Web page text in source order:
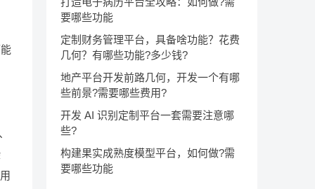
要哪些功能
定制财务管理平台，具备啥功能？花费
几何？有哪些功能?多少钱?
地产平台开发前路几何，开发一个有哪
些前景?需要哪些费用?
开发 AI 识别定制平台一套需要注意哪
些?
构建果实成熟度模型平台，如何做?需
要哪些功能